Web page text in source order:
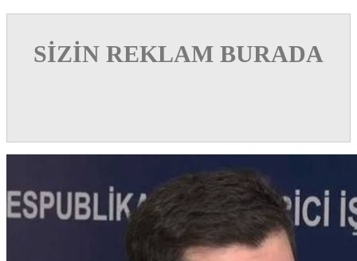
SİZİN REKLAM BURADA